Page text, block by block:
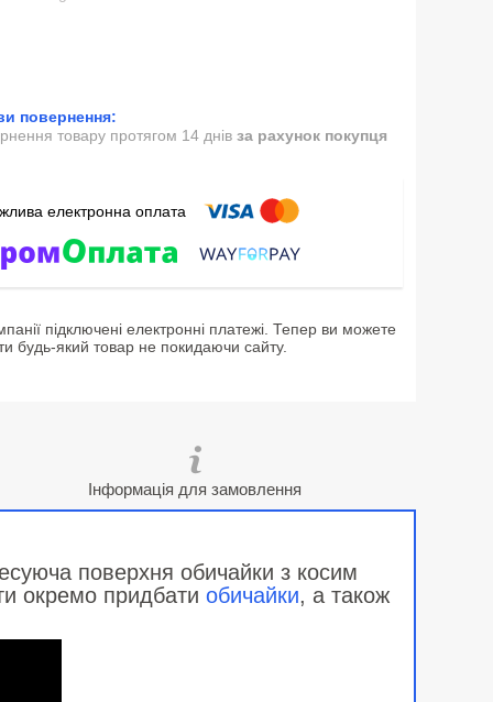
товару протягом 14 днів за рахунок покупця
підключені електронні платежі. Тепер ви можете
будь-який товар не покидаючи сайту.
Інформація для замовлення
поверхня обичайки з косим
окремо придбати обичайки, а також